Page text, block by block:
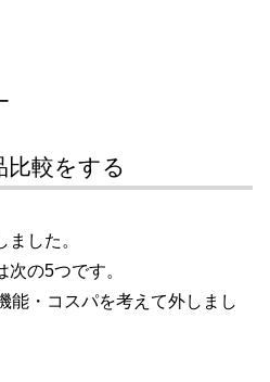
比較をする
した。
の5つです。
・コスパを考えて外しまし